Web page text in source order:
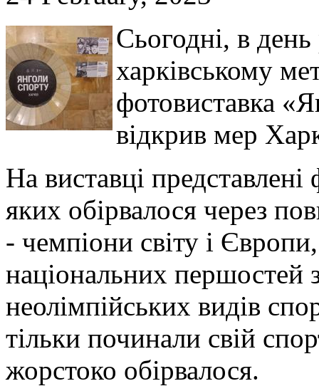
Сьогодні, в день
харківському
фотовиставка
відкрив мер
На виставці
яких обірвалося через
- чемпіони світу і
національних першостей
неолімпійських видів
тільки починали свій
жорстоко обірвалося.